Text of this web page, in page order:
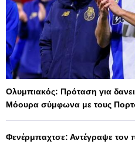
Ολυμπιακός: Πρόταση για
Μόουρα σύμφωνα με τους
Φενέρμπαχτσε: Αντέγραψε τον